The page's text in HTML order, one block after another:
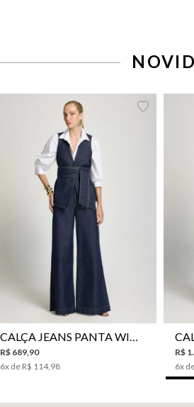
34 36 40 44
CALÇA JEANS PANTA WIDE LE LIS ISIS FEMININA
R$ 689,90
6x de R$ 114,98
R$ 1.
6x